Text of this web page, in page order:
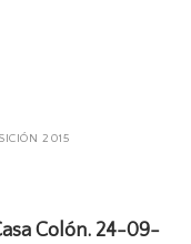
2015
Colón. 24-09-